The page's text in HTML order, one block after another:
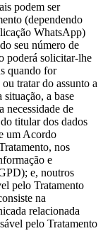
podem ser
(dependendo
WhatsApp)
seu número de
poderá solicitar-lhe
quando for
tratar do assunto a
a base
necessidade de
titular dos dados
um Acordo
nos
e
e, noutros
pelo Tratamento
na
relacionada
pelo Tratamento